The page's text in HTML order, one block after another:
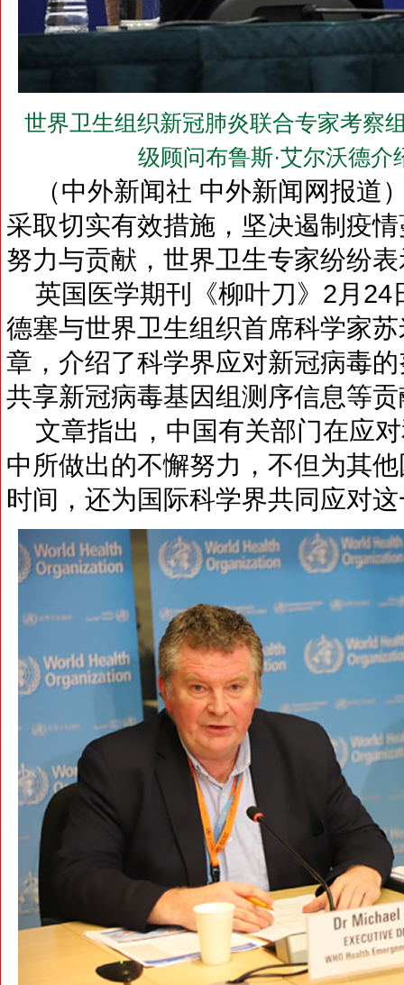
世界卫生组织新冠肺炎联合专家考察
级顾问布鲁斯·艾尔沃德
（中外新闻社 中外新闻网报道
采取切实有效措施，坚决遏制疫
努力与贡献，世界卫生专家纷纷
英国医学期刊《柳叶刀》2月24
德塞与世界卫生组织首席科学家
章，介绍了科学界应对新冠病毒
共享新冠病毒基因组测序信息等
文章指出，中国有关部门在应
中所做出的不懈努力，不但为其
时间，还为国际科学界共同应对